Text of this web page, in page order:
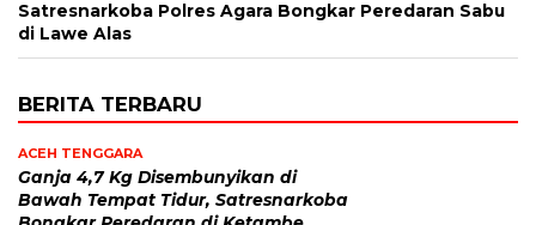
Satresnarkoba Polres Agara Bongkar Peredaran Sabu
di Lawe Alas
BERITA TERBARU
ACEH TENGGARA
Ganja 4,7 Kg Disembunyikan di
Bawah Tempat Tidur, Satresnarkoba